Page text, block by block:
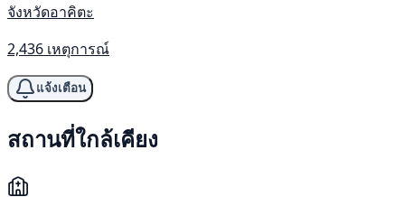
จังหวัดอาคิตะ
2,436 เหตุการณ์
แจ้งเตือน
สถานที่ใกล้เคียง